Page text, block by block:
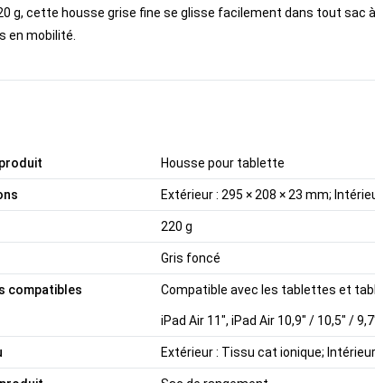
g, cette housse grise fine se glisse facilement dans tout sac
en mobilité.
Housse pour tablette
Extérieur : 295 × 208 × 23 mm;
220 g
Gris foncé
compatibles Compatible avec les tablettes et
iPad Air 11", iPad Air 10,9" / 10,5" /
Extérieur : Tissu cat ionique;